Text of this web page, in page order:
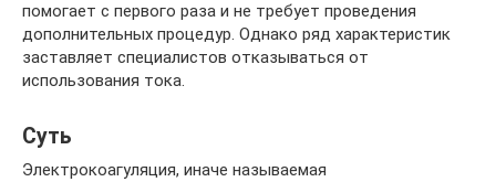
помогает с первого раза и не требует проведения
дополнительных процедур. Однако ряд характеристик
заставляет специалистов отказываться от
использования тока.
Суть
Электрокоагуляция, иначе называемая